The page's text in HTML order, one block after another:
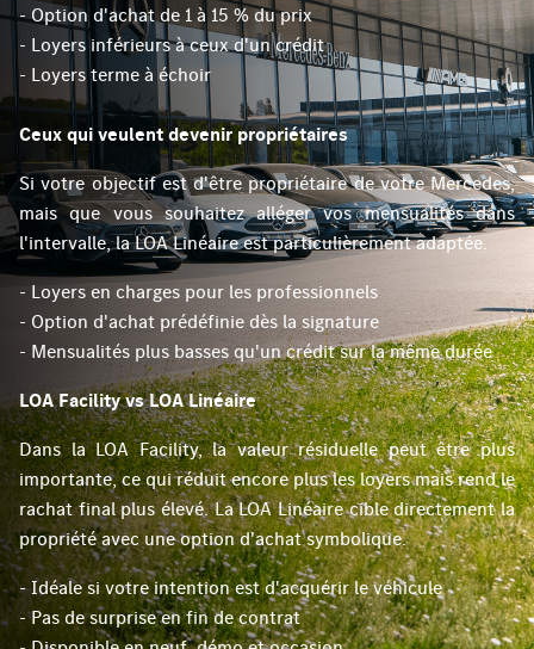
- Option d'achat de 1 à 15 % du prix
- Loyers inférieurs à ceux d'un crédit
- Loyers terme à échoir
Ceux qui veulent devenir propriétaires
Si votre objectif est d'être propriétaire de votre Mercedes,
mais que vous souhaitez alléger vos mensualités dans
l'intervalle, la LOA Linéaire est particulièrement adaptée.
- Loyers en charges pour les professionnels
- Option d'achat prédéfinie dès la signature
- Mensualités plus basses qu'un crédit sur la même durée
LOA Facility vs LOA Linéaire
Dans la LOA Facility, la valeur résiduelle peut être plus
importante, ce qui réduit encore plus les loyers mais rend le
rachat final plus élevé. La LOA Linéaire cible directement la
propriété avec une option d'achat symbolique.
- Idéale si votre intention est d'acquérir le véhicule
- Pas de surprise en fin de contrat